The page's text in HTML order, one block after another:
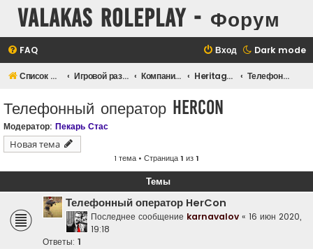
Valakas Roleplay - Форум
Dark mode
FAQ Вход
Список форумов Игровой раздел Компании и предприятия Heritage Financial Corporation Телефонный оператор HerCon
Телефонный оператор HerCon
Модератор: Пекарь Стас
Новая тема
1 тема • Страница1 из1
Темы
Телефонный оператор HerCon
Последнее сообщение karnavalov « 16 июн 2020,
19:18
Ответы: 1